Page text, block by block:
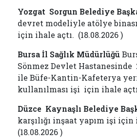
Yozgat Sorgun Belediye
devret modeliyle atölye
için ihale açtı. (18.08.2026 )
Bursa İl Sağlık Müdürlüğü
Sönmez Devlet Hastanesinde
ile Büfe-Kantin-Kafeterya
kullanılması işi için ihale
Düzce Kaynaşlı Belediye
karşılığı inşaat yapım işi için
(18.08.2026 )